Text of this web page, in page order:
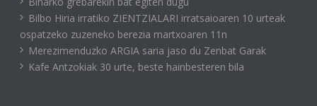
Bilbo Hiria irratiko ZIENTZIALARI irratsaioaren 10 urteak
ospatzeko zuzeneko berezia martxoaren 11n
Merezimenduzko ARGIA saria jaso du Zenbat Garak
Kafe Antzokiak 30 urte, beste hainbesteren bila